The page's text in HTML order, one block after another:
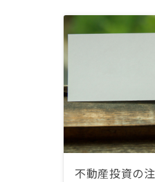
不動産投資の